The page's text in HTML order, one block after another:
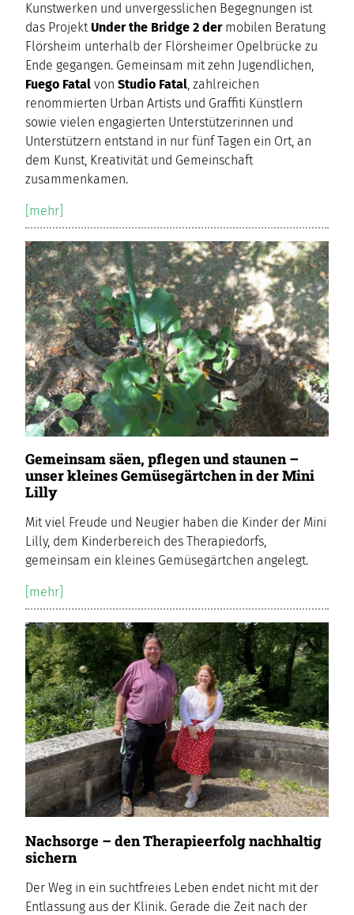
Kunstwerken und unvergesslichen Begegnungen ist
das ProjektUnder the Bridge 2 der mobilen Beratung
Flörsheim unterhalb der Flörsheimer Opelbrücke zu
Ende gegangen. Gemeinsam mit zehn Jugendlichen,
Fuego Fatal von Studio Fatal, zahlreichen
renommierten Urban Artists und Graffiti Künstlern
sowie vielen engagierten Unterstützerinnen und
Unterstützern entstand in nur fünf Tagen ein Ort, an
dem Kunst, Kreativität und Gemeinschaft
zusammenkamen.
[mehr]
Gemeinsam säen, pflegen und staunen –
unser kleines Gemüsegärtchen in der Mini
Lilly
Mit viel Freude und Neugier haben die Kinder der Mini
Lilly, dem Kinderbereich des Therapiedorfs,
gemeinsam ein kleines Gemüsegärtchen angelegt.
[mehr]
Nachsorge – den Therapieerfolg nachhaltig
sichern
Der Weg in ein suchtfreies Leben endet nicht mit der
Entlassung aus der Klinik. Gerade die Zeit nach der